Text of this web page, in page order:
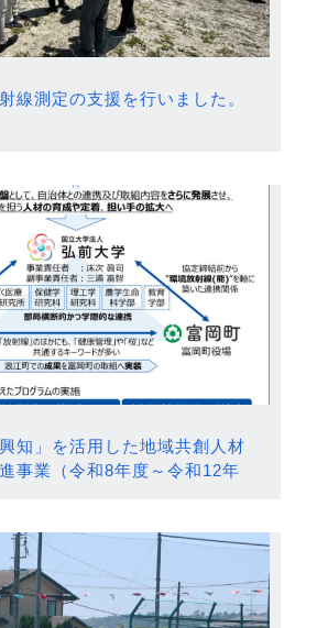
線測定の支援を行いました。
知」を活用した地域共創人材
事業（令和8年度～令和12年